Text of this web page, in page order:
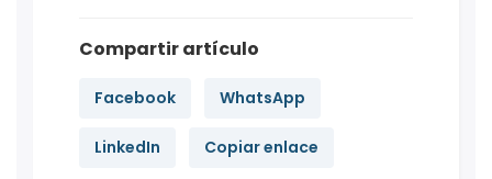
Compartir artículo
Facebook WhatsApp
LinkedIn Copiar enlace